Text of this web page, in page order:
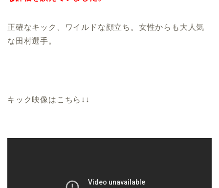
正確なキック、ワイルドな顔立ち。女性からも大人気
な田村選手。
キック映像はこちら↓↓